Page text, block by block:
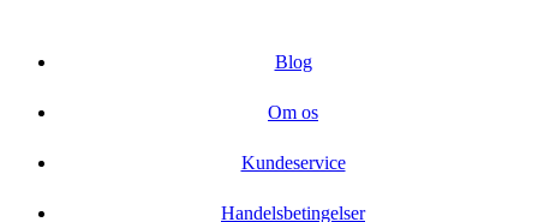
Blog
Om os
Kundeservice
Handelsbetingelser